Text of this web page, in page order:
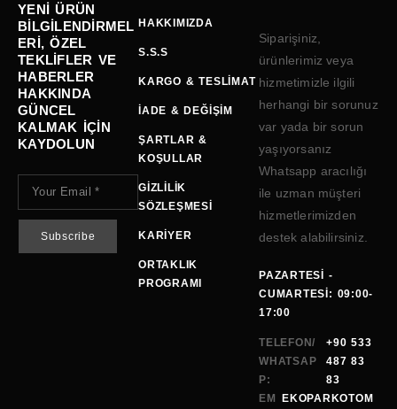
YENI ÜRÜN
BILGILENDIRMEL
ERI, ÖZEL
TEKLIFLER VE
HABERLER
HAKKINDA
GÜNCEL
KALMAK IÇIN
KAYDOLUN
HAKKIMIZDA
S.S.S
KARGO & TESLIMAT
İADE & DEĞIŞIM
ŞARTLAR &
KOŞULLAR
GIZLILIK
SÖZLEŞMESI
KARIYER
ORTAKLIK
PROGRAMI
Siparişiniz,
ürünlerimiz veya
hizmetimizle ilgili
herhangi bir sorunuz
var yada bir sorun
yaşıyorsanız
Whatsapp aracılığı
ile uzman müşteri
hizmetlerimizden
destek alabilirsiniz.
PAZARTESI -
CUMARTESI: 09:00-
17:00
TELEFON/
WHATSAP
P:
+90 533
487 83
83
EM EKOPARKOTOM